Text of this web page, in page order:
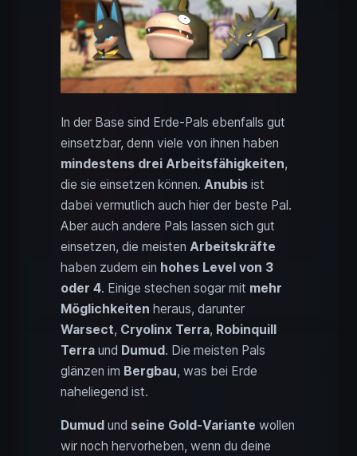
In der Base sind Erde-Pals ebenfalls gut
einsetzbar, denn viele von ihnen haben
mindestens drei Arbeitsfähigkeiten,
die sie einsetzen können. Anubis ist
dabei vermutlich auch hier der beste Pal.
Aber auch andere Pals lassen sich gut
einsetzen, die meisten Arbeitskräfte
haben zudem ein hohes Level von 3
oder 4. Einige stechen sogar mit mehr
Möglichkeiten heraus, darunter
Warsect, Cryolinx Terra, Robinquill
Terra und Dumud. Die meisten Pals
glänzen im Bergbau, was bei Erde
naheliegend ist.
Dumud und seine Gold-Variante wollen
wir noch hervorheben, wenn du deine